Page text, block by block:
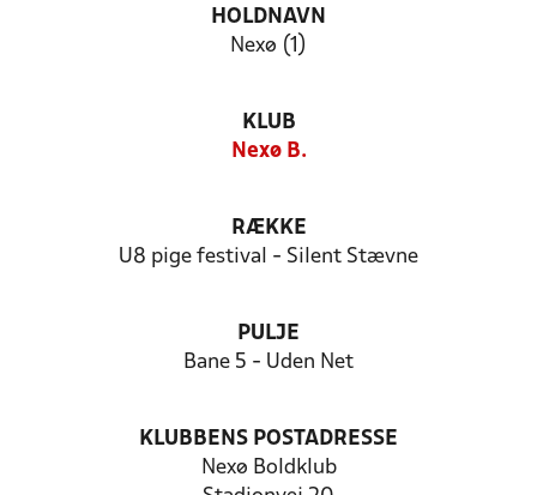
HOLDNAVN
Nexø (1)
KLUB
Nexø B.
RÆKKE
U8 pige festival - Silent Stævne
PULJE
Bane 5 - Uden Net
KLUBBENS POSTADRESSE
Nexø Boldklub